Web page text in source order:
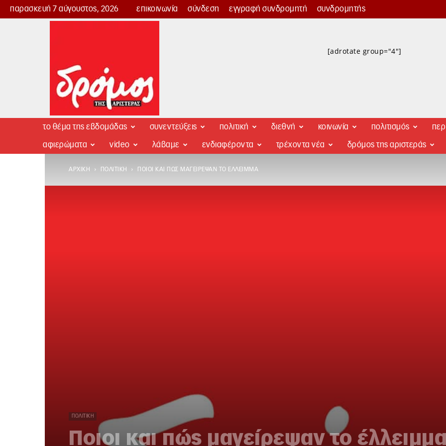
παρασκευή 7 αύγουστος, 2026 επικοινωνία σύνδεση εγγραφή συνδρομητή συνδρομητής
Δρόμος
[adrotate group="4"]
το θέμα της εβδομάδας συνεντεύξεις πολιτική διεθνή κοινωνία πολιτισμός
αφιερώματα video λάβαμε ενδιαφέροντα τρέχοντα νέα δρόμος της αριστεράς
ΑΡΧΙΚΉ ΠΟΛΙΤΙΚΉ ΠΟΙΟΙ ΚΑΙ ΠΏΣ ΜΑΓΕΊΡΕΨΑΝ ΤΟ ΈΛΛΕΙΜΜΑ
ΠΟΛΙΤΙΚΉ
Ποιοι και πώς μαγείρεψαν το